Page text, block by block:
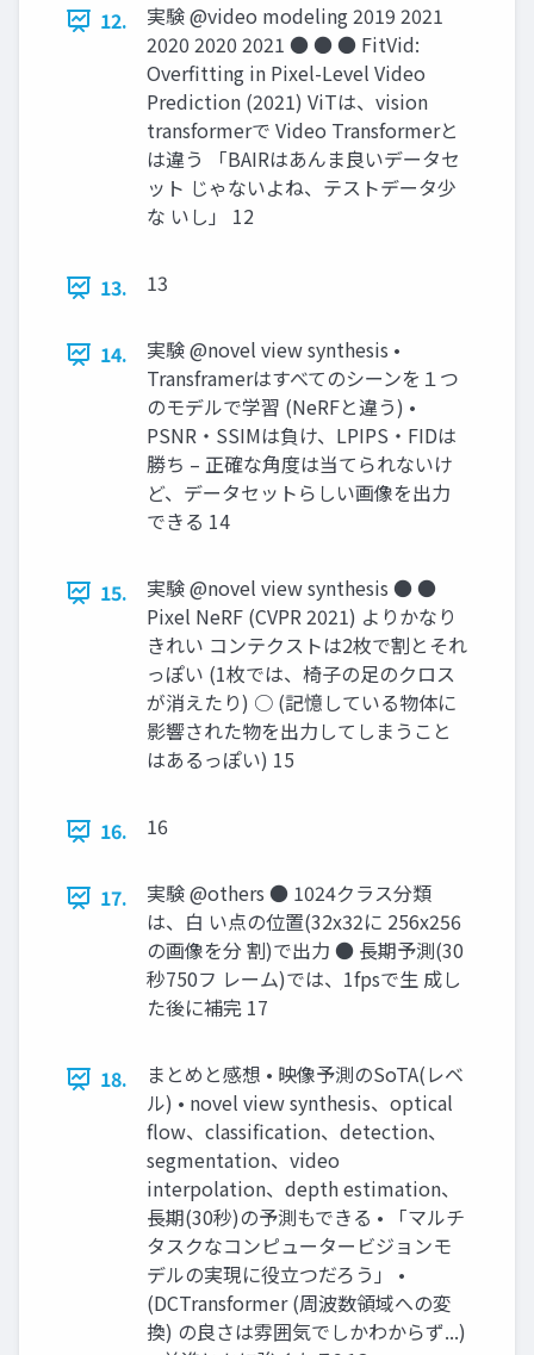
12.
実験 @video modeling 2019 2021
2020 2020 2021 ● ● ● FitVid:
Overfitting in Pixel-Level Video
Prediction (2021) ViTは、vision
transformerで Video Transformerと
は違う 「BAIRはあんま良いデータセ
ット じゃないよね、テストデータ少
な いし」 12
13. 13
14.
実験 @novel view synthesis •
Transframerはすべてのシーンを１つ
のモデルで学習 (NeRFと違う) •
PSNR・SSIMは負け、LPIPS・FIDは
勝ち – 正確な角度は当てられないけ
ど、データセットらしい画像を出力
できる 14
15.
実験 @novel view synthesis ● ●
Pixel NeRF (CVPR 2021) よりかなり
きれい コンテクストは2枚で割とそれ
っぽい (1枚では、椅子の足のクロス
が消えたり) ○ (記憶している物体に
影響された物を出力してしまうこと
はあるっぽい) 15
16. 16
17.
実験 @others ● 1024クラス分類
は、白 い点の位置(32x32に 256x256
の画像を分 割)で出力 ● 長期予測(30
秒750フ レーム)では、1fpsで生 成し
た後に補完 17
18.
まとめと感想 • 映像予測のSoTA(レベ
ル) • novel view synthesis、optical
flow、classification、detection、
segmentation、video
interpolation、depth estimation、
長期(30秒)の予測もできる • 「マルチ
タスクなコンピュータービジョンモ
デルの実現に役立つだろう」 •
(DCTransformer (周波数領域への変
換) の良さは雰囲気でしかわからず...)